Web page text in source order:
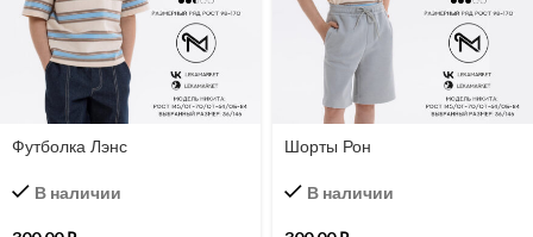
Футболка Лэнс
В наличии
Шорты Рон
В наличии